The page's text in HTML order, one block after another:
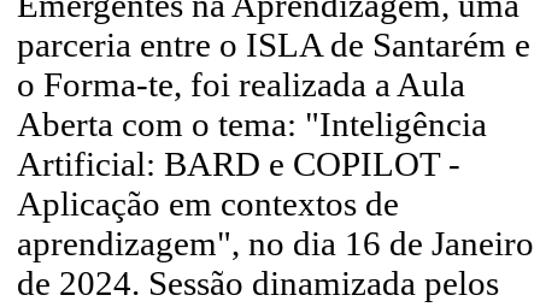
parceria entre o ISLA de Santarém e
o Forma-te, foi realizada a Aula
Aberta com o tema: "Inteligência
Artificial: BARD e COPILOT -
Aplicação em contextos de
aprendizagem", no dia 16 de Janeiro
de 2024. Sessão dinamizada pelos